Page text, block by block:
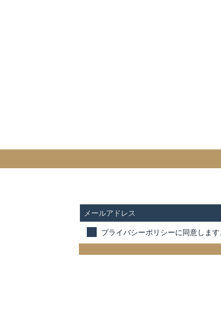
プライバシーポリシーに同意しま